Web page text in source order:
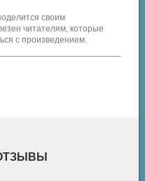
своим
читателям, которые
с произведением.